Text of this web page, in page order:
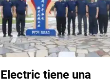
tiene una